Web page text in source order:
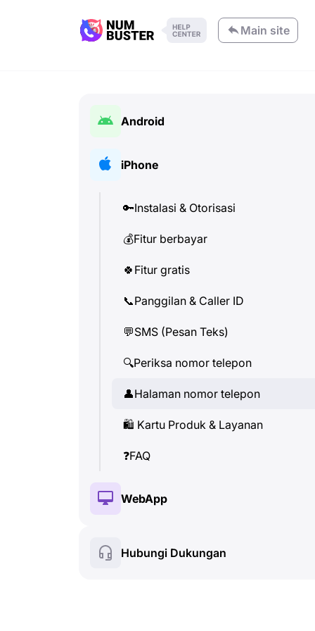
Main site
Android
🔑
iPhone
🔑Instalasi & Otorisasi
💰Fitur berbayar
🍀 Fitur gratis
📞Panggilan & Caller ID
💬SMS (Pesan Teks)
🔍Periksa nomor telepon
👤Halaman nomor telepon
🛍 ️ Kartu Produk & Layanan
❓FAQ
WebApp
Hubungi Dukungan